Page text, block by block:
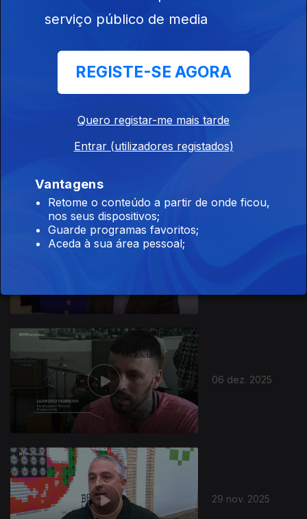
20 dez. 2025
06 dez. 2025
29 nov. 2025
serviço público de media
REGISTE-SE AGORA
Quero registar-me mais tarde
Entrar (utilizadores registados)
Vantagens
Retome o conteúdo a partir de onde ficou,
nos seus dispositivos;
Guarde programas favoritos;
Aceda à sua área pessoal;